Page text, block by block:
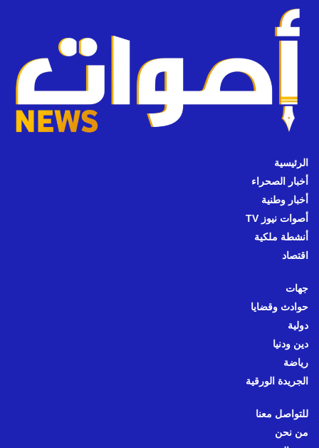
الرئيسية
أخبار الصحراء
أخبار وطنية
أصوات نيوز TV
أنشطة ملكية
اقتصاد
جهات
حوادث وقضايا
دولية
دين ودنيا
رياضة
الجريدة الورقية
للتواصل معنا
من نحن